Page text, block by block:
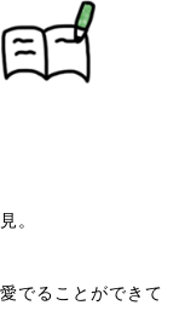
。
でることができて